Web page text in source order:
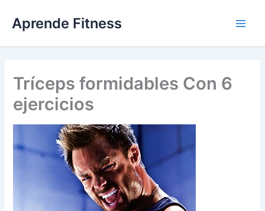
contenido
Aprende Fitness
Tríceps formidables Con 6
ejercicios